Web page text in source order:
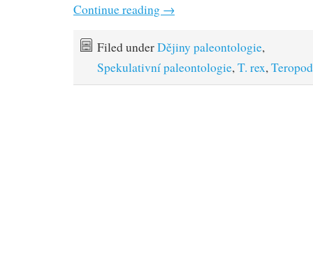
Continue reading →
Filed underDějiny paleontologie,
Spekulativní paleontologie,T. rex,